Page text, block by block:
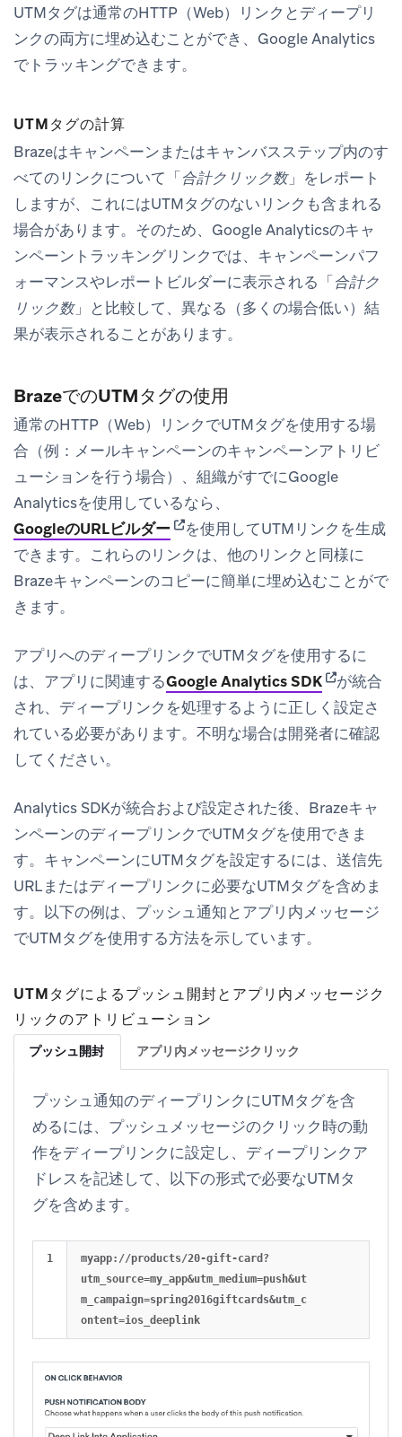
UTMタグは通常のHTTP（Web）リンクとディープリ
ンクの両方に埋め込むことができ、Google Analytics
でトラッキングできます。
UTMタグの計算
Brazeはキャンペーンまたはキャンバスステップ内のす
べてのリンクについて「合計クリック数」をレポート
しますが、これにはUTMタグのないリンクも含まれる
場合があります。そのため、Google Analyticsのキャ
ンペーントラッキングリンクでは、キャンペーンパフ
ォーマンスやレポートビルダーに表示される「合計ク
リック数」と比較して、異なる（多くの場合低い）結
果が表示されることがあります。
BrazeでのUTMタグの使用
通常のHTTP（Web）リンクでUTMタグを使用する場
合（例：メールキャンペーンのキャンペーンアトリビ
ューションを行う場合）、組織がすでにGoogle
Analyticsを使用しているなら、
GoogleのURLビルダー(opens in new tab)
を使用してUTMリンクを生成
できます。これらのリンクは、他のリンクと同様に
Brazeキャンペーンのコピーに簡単に埋め込むことがで
きます。
アプリへのディープリンクでUTMタグを使用するに
は、アプリに関連するGoogle Analytics SDK(opens in
が統合
され、ディープリンクを処理するように正しく設定さ
れている必要があります。不明な場合は開発者に確認
してください。
Analytics SDKが統合および設定された後、Brazeキャ
ンペーンのディープリンクでUTMタグを使用できま
す。キャンペーンにUTMタグを設定するには、送信先
URLまたはディープリンクに必要なUTMタグを含めま
す。以下の例は、プッシュ通知とアプリ内メッセージ
でUTMタグを使用する方法を示しています。
UTMタグによるプッシュ開封とアプリ内メッセージク
リックのアトリビューション
プッシュ開封 アプリ内メッセージクリック
プッシュ通知のディープリンクにUTMタグを含
めるには、プッシュメッセージのクリック時の動
作をディープリンクに設定し、ディープリンクア
ドレスを記述して、以下の形式で必要なUTMタ
グを含めます。
myapp://products/20-gift-card?
utm_source=my_app&utm_medium=push&ut
m_campaign=spring2016giftcards&utm_c